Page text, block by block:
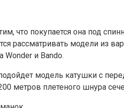
что покупается она под
рассматривать модели из
и Bando.
модель катушки с
метров плетеного шнура